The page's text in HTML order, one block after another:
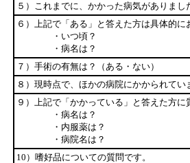
５）これまでに、かかった病気がありま
６）上記で「ある」と答えた方は具体的
・いつ頃？
・病名は？
７）手術の有無は？（ある・ない）
８）現時点で、ほかの病院にかかられて
９）上記で「かかっている」と答えた方に
・病名は？
・内服薬は？
・病院名は？
10）嗜好品についての質問です。